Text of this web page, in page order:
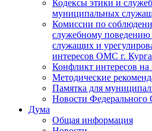
Кодексы этики и
муниципальных
Комиссии по
служебному
служащих и
интересов ОМС г.
Конфликт интересов
Методические
Памятка для
Новости Федерального
Дума
Общая информация